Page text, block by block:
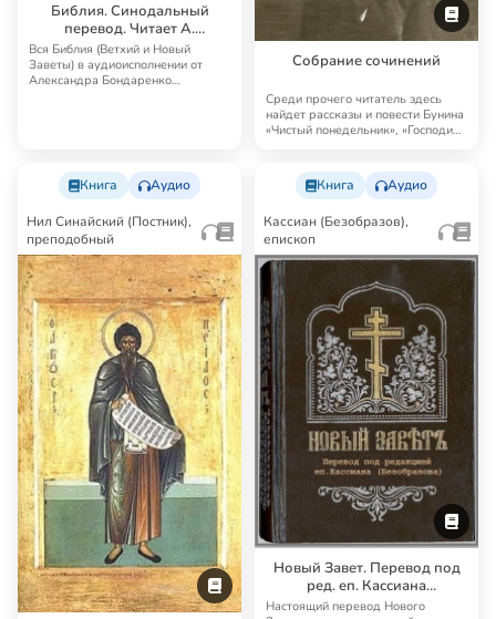
Библия. Синодальный
перевод. Читает А.
Бондаренко и И.
Прудовский
Вся Библия (Ветхий и Новый
Заветы) в аудиоисполнении от
Александра Бондаренко
Собрание сочинений
Среди прочего читатель здесь
найдет рассказы и повести Бунина
«Чистый понедельник», «Господин
Книга Аудио
Нил Синайский (Постник),
преподобный
Книга Аудио
Кассиан (Безобразов),
епископ
Новый Завет. Перевод под
ред. еп. Кассиана
(Безобразова)
Настоящий перевод Нового